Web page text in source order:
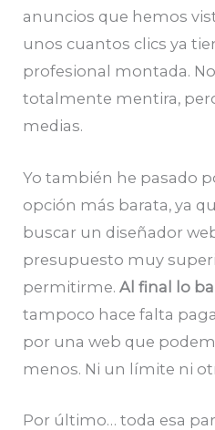
anuncios que hemos
unos cuantos clics ya
profesional montada.
totalmente mentira,
medias.
Yo también he pasado
opción más barata, ya
buscar un diseñador
presupuesto muy
permitirme.Al final lo
tampoco hace falta
por una web que
menos. Ni un límite ni
Por último… toda esa